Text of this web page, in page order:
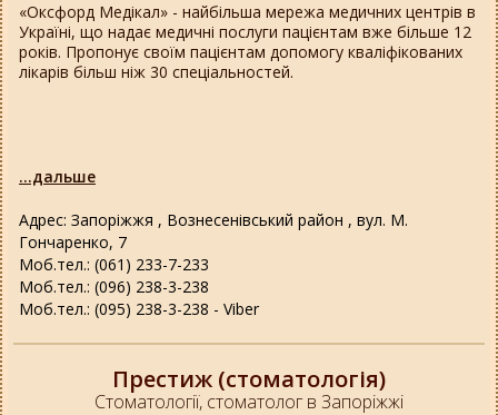
Адрес: Запоріжжя , Вознесенівський район , вул. М.
Гончаренко, 7
Моб.тел.: (061) 233-7-233
Моб.тел.: (096) 238-3-238
Моб.тел.: (095) 238-3-238 - Viber
«Оксфорд Медікал» - найбільша мережа медичних центрів в
Україні, що надає медичні послуги пацієнтам вже більше 12
років. Пропонує своїм пацієнтам допомогу кваліфікованих
лікарів більш ніж 30 спеціальностей.
...дальше
Престиж (стоматологія)
Стоматології, стоматолог в Запоріжжі